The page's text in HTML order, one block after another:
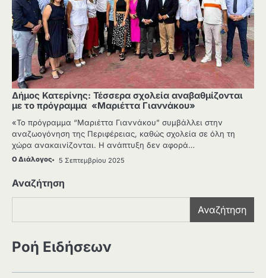
Δήμος Κατερίνης: Τέσσερα σχολεία αναβαθμίζονται
με το πρόγραμμα «Μαριέττα Γιαννάκου»
«Το πρόγραμμα “Μαριέττα Γιαννάκου” συμβάλλει στην
αναζωογόνηση της Περιφέρειας, καθώς σχολεία σε όλη τη
χώρα ανακαινίζονται. Η ανάπτυξη δεν αφορά…
Ο Διάλογος 5 Σεπτεμβρίου 2025
Αναζήτηση
Αναζήτηση
Ροή Ειδήσεων